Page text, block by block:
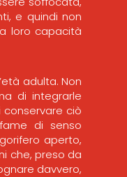
e quindi non
loro capacità
adulta. Non
di integrarle
ciò
di senso
aperto,
che, preso da
davvero,